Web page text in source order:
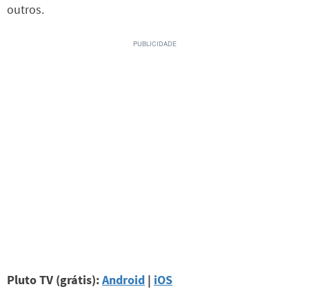
outros.
Pluto TV (grátis):Android | iOS